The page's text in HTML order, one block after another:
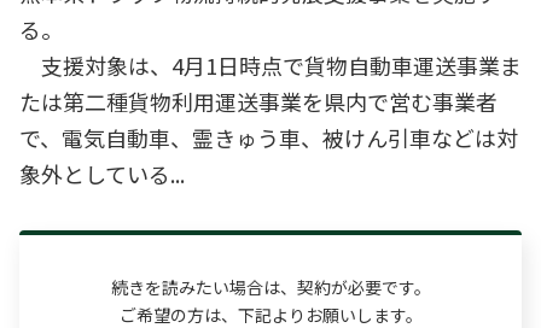
る。
支援対象は、4月1日時点で貨物自動車運送事業ま
たは第二種貨物利用運送事業を県内で営む事業者
で、電気自動車、霊きゅう車、被けん引車などは対
象外としている...
続きを読みたい場合は、契約が必要です。
ご希望の方は、下記よりお願いします。